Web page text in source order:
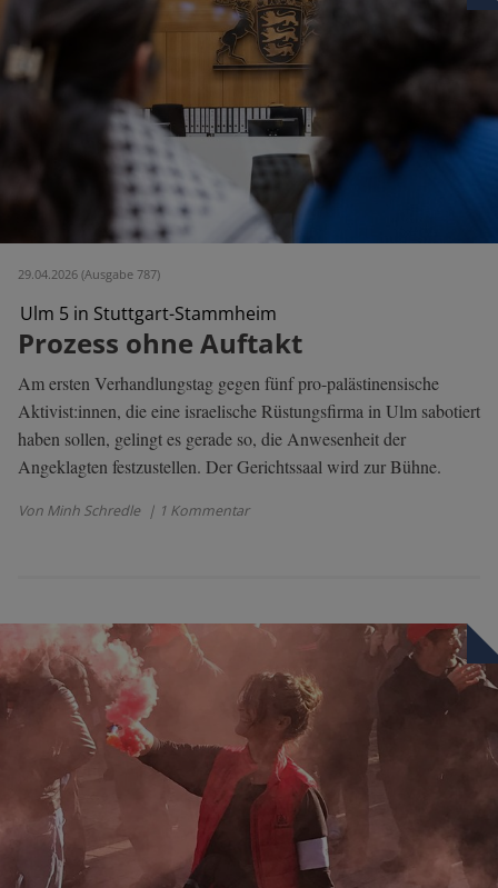
29.04.2026 (Ausgabe 787)
Ulm 5 in Stuttgart-Stammheim
Prozess ohne Auftakt
Am ersten Verhandlungstag gegen fünf pro-palästinensische
Aktivist:innen, die eine israelische Rüstungsfirma in Ulm sabotiert
haben sollen, gelingt es gerade so, die Anwesenheit der
Angeklagten festzustellen. Der Gerichtssaal wird zur Bühne.
Von Minh Schredle | 1 Kommentar